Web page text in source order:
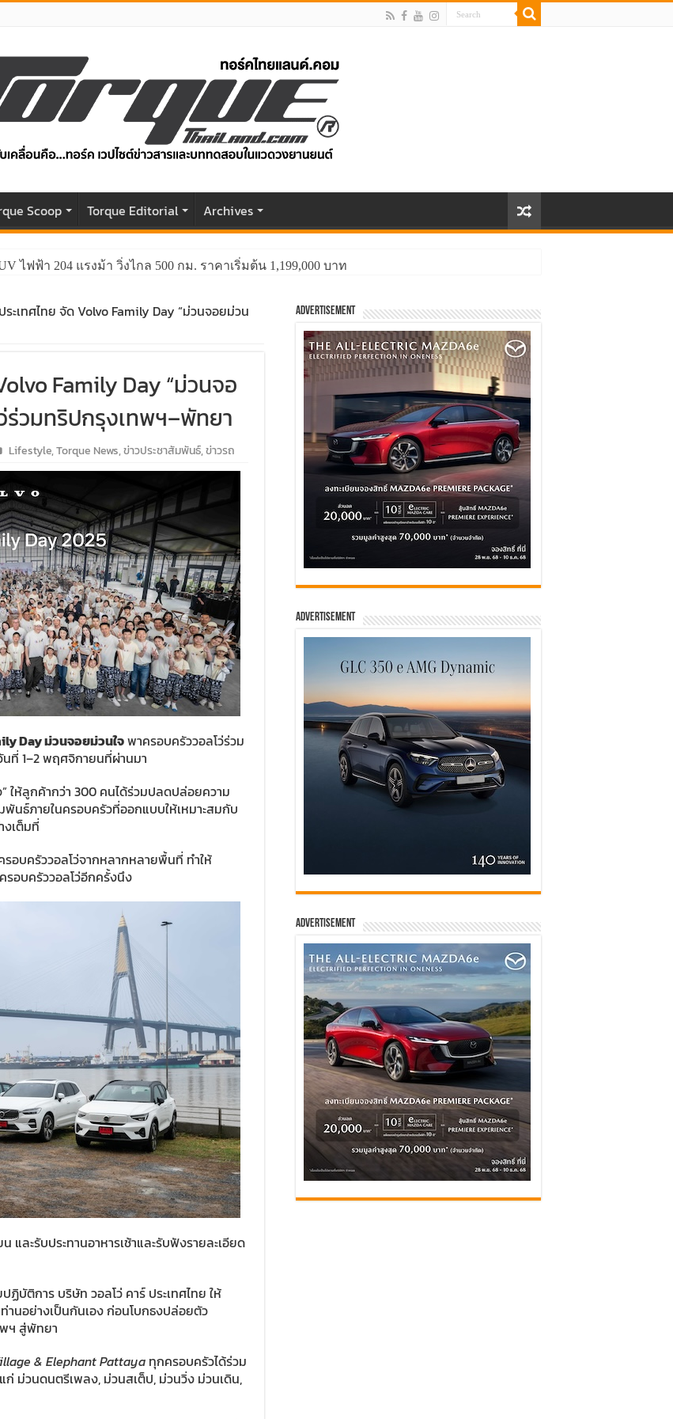
Scoop Torque Editorial Archives
ไฟฟ้า 204 แรงม้า วิ่งไกล 500 กม. ราคาเริ่มต้น 1,199,000 บาท
ระเทศไทย จัด Volvo Family Day “ม่วนจอยม่วน
Family Day “ม่วนจอ
ร่วมทริปกรุงเทพฯ–พัทยา
Lifestyle,Torque News,ข่าวประชาสัมพันธ์,ข่าวรถ
Dayม่วนจอยม่วนใจพาครอบครัววอลโว่ร่วม
ที่ 1–2 พฤศจิกายนที่ผ่านมา
ให้ลูกค้ากว่า 300 คนได้ร่วมปลดปล่อยความ
นธ์ภายในครอบครัวที่ออกแบบให้เหมาะสมกับ
งเต็มที่
อบครัววอลโว่จากหลากหลายพื้นที่ ทำให้
รอบครัววอลโว่อีกครั้งนึง
และรับประทานอาหารเช้าและรับฟังรายละเอียด
บัติการ บริษัท วอลโว่ คาร์ ประเทศไทย ให้
านอย่างเป็นกันเอง ก่อนโบกธงปล่อยตัว
พฯ สู่พัทยา
& Elephant Pattaya ทุกครอบครัวได้ร่วม
ม่วนดนตรีเพลง, ม่วนสเต็ป, ม่วนวิ่ง ม่วนเดิน,
Advertisement
Advertisement
Advertisement